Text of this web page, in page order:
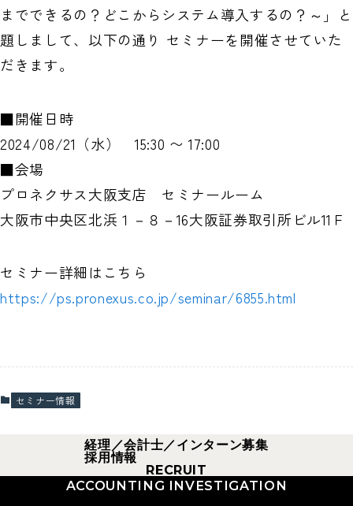
までできるの？どこからシステム導入するの？～」と
題しまして、以下の通り セミナーを開催させていた
だきます。
■開催日時
2024/08/21（水） 15:30 〜 17:00
■会場
プロネクサス大阪支店 セミナールーム
大阪市中央区北浜１－８－16大阪証券取引所ビル11Ｆ
セミナー詳細はこちら
https://ps.pronexus.co.jp/seminar/6855.html
セミナー情報
経理／会計士／インターン募集
採用情報
RECRUIT
芯のある生き方へ
新しいモノの見
方
ACCOUNTING INVESTIGATION